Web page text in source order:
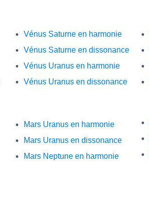
Vénus Saturne en harmonie
Vénus Saturne en dissonance
Vénus Uranus en harmonie
Vénus Uranus en dissonance
Mars Uranus en harmonie
Mars Uranus en dissonance
Mars Neptune en harmonie